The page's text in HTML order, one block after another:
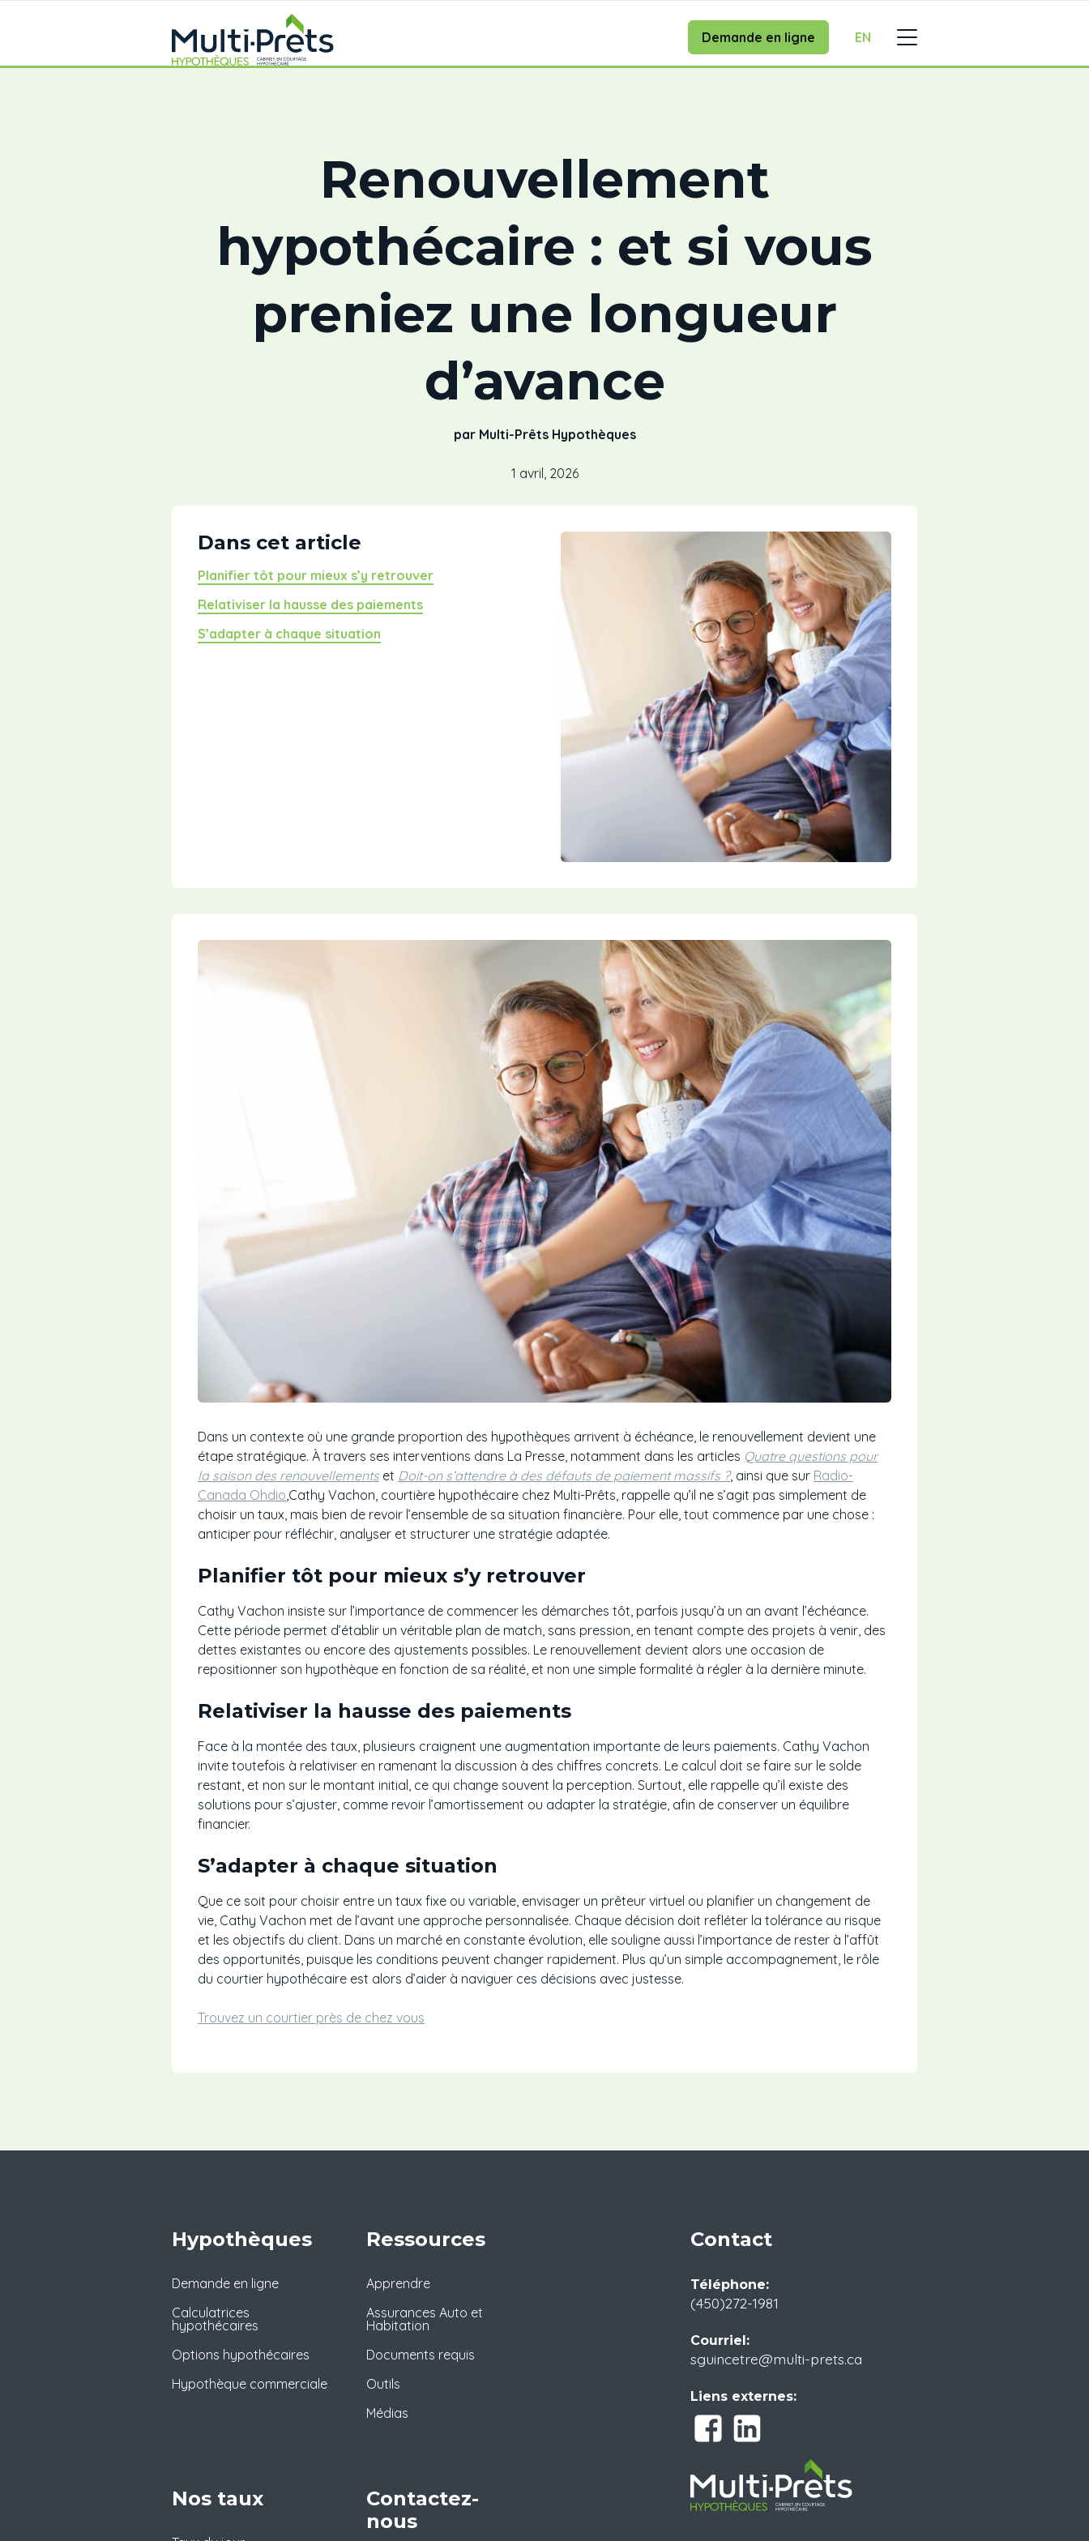
Demande en ligne EN
Renouvellement
hypothécaire : et si vous
preniez une longueur
d’avance
par Multi-Prêts Hypothèques
1 avril, 2026
Dans cet article
Planifier tôt pour mieux s’y retrouver
Relativiser la hausse des paiements
S’adapter à chaque situation
Dans un contexte où une grande proportion des hypothèques arrivent à échéance, le renouvellement devient une
étape stratégique. À travers ses interventions dans La Presse, notamment dans les articles Quatre questions pour
la saison des renouvellements et Doit-on s’attendre à des défauts de paiement massifs ?, ainsi que sur Radio-
Canada Ohdio ,Cathy Vachon, courtière hypothécaire chez Multi-Prêts, rappelle qu’il ne s’agit pas simplement de
choisir un taux, mais bien de revoir l’ensemble de sa situation financière. Pour elle, tout commence par une chose :
anticiper pour réfléchir, analyser et structurer une stratégie adaptée.
Planifier tôt pour mieux s’y retrouver
Cathy Vachon insiste sur l’importance de commencer les démarches tôt, parfois jusqu’à un an avant l’échéance.
Cette période permet d’établir un véritable plan de match, sans pression, en tenant compte des projets à venir, des
dettes existantes ou encore des ajustements possibles. Le renouvellement devient alors une occasion de
repositionner son hypothèque en fonction de sa réalité, et non une simple formalité à régler à la dernière minute.
Relativiser la hausse des paiements
Face à la montée des taux, plusieurs craignent une augmentation importante de leurs paiements. Cathy Vachon
invite toutefois à relativiser en ramenant la discussion à des chiffres concrets. Le calcul doit se faire sur le solde
restant, et non sur le montant initial, ce qui change souvent la perception. Surtout, elle rappelle qu’il existe des
solutions pour s’ajuster, comme revoir l’amortissement ou adapter la stratégie, afin de conserver un équilibre
financier.
S’adapter à chaque situation
Que ce soit pour choisir entre un taux fixe ou variable, envisager un prêteur virtuel ou planifier un changement de
vie, Cathy Vachon met de l’avant une approche personnalisée. Chaque décision doit refléter la tolérance au risque
et les objectifs du client. Dans un marché en constante évolution, elle souligne aussi l’importance de rester à l’affût
des opportunités, puisque les conditions peuvent changer rapidement. Plus qu’un simple accompagnement, le rôle
du courtier hypothécaire est alors d’aider à naviguer ces décisions avec justesse.
Trouvez un courtier près de chez vous
Hypothèques
Demande en ligne
Calculatrices
hypothécaires
Options hypothécaires
Hypothèque commerciale
Ressources
Apprendre
Assurances Auto et
Habitation
Documents requis
Outils
Médias
Nos taux
Contactez-
nous
Contact
Téléphone:
(450)272-1981
Courriel:
sguincetre@multi-prets.ca
Liens externes: